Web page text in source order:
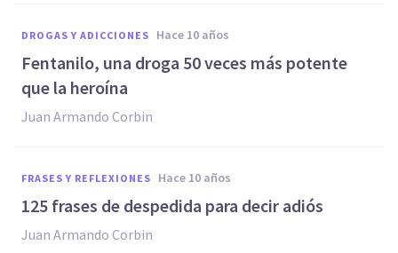
DROGAS Y ADICCIONES hace 10 años
Fentanilo, una droga 50 veces más potente
que la heroína
Juan Armando Corbin
FRASES Y REFLEXIONES hace 10 años
125 frases de despedida para decir adiós
Juan Armando Corbin